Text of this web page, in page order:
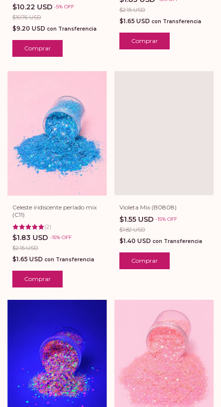
$10.22 USD -5% OFF
$10.76 USD
$9.20 USD con Transferencia
$2.15 USD
$1.65 USD con Transferencia
Comprar
Celeste iridiscente perlado mix
(C11)
(2)
$1.83 USD -15% OFF
$2.15 USD
$1.65 USD con Transferencia
Comprar
Violeta Mix (B0808)
$1.55 USD -15% OFF
$1.82 USD
$1.40 USD con Transferencia
Comprar